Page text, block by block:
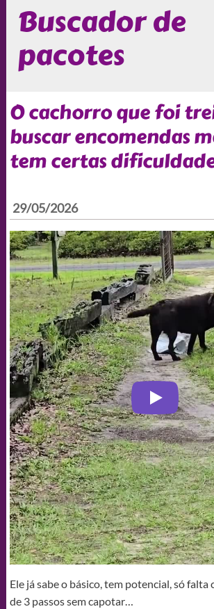
Buscador de
pacotes
O cachorro que foi
buscar encomendas
tem certas
29/05/2026
Ele já sabe o básico, tem potencial, só falta
de 3 passos sem capotar…